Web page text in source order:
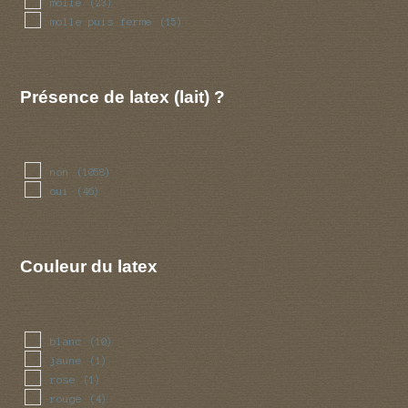
molle (23)
molle puis ferme (15)
Présence de latex (lait) ?
non (1058)
oui (46)
Couleur du latex
blanc (10)
jaune (1)
rose (1)
rouge (4)